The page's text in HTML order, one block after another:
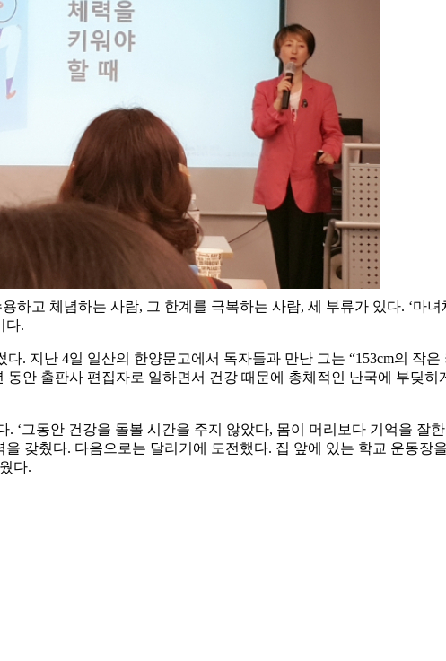
고 체념하는 사람, 그 한계를 극복하는 사람, 세 부류가 있다. ‘마
다.
. 지난 4일 일산의 한양문고에서 독자들과 만난 그는 “153cm의 작
안 출판사 편집자로 일하면서 건강 때문에 총체적인 난국에 부딪
‘그동안 건강을 돌볼 시간을 주지 않았다, 몸이 머리보다 기억을 잘
갖췄다. 다음으로는 달리기에 도전했다. 집 앞에 있는 학교 운동장
다.